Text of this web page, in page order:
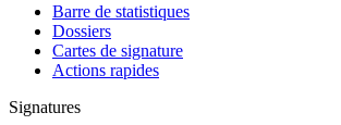
Barre de statistiques
Dossiers
Cartes de signature
Actions rapides
Signatures